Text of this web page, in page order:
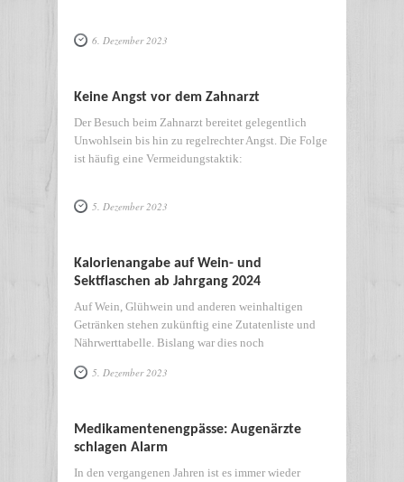
6. Dezember 2023
Keine Angst vor dem Zahnarzt
Der Besuch beim Zahnarzt bereitet gelegentlich
Unwohlsein bis hin zu regelrechter Angst. Die Folge
ist häufig eine Vermeidungstaktik:
5. Dezember 2023
Kalorienangabe auf Wein- und
Sektflaschen ab Jahrgang 2024
Auf Wein, Glühwein und anderen weinhaltigen
Getränken stehen zukünftig eine Zutatenliste und
Nährwerttabelle. Bislang war dies noch
5. Dezember 2023
Medikamentenengpässe: Augenärzte
schlagen Alarm
In den vergangenen Jahren ist es immer wieder